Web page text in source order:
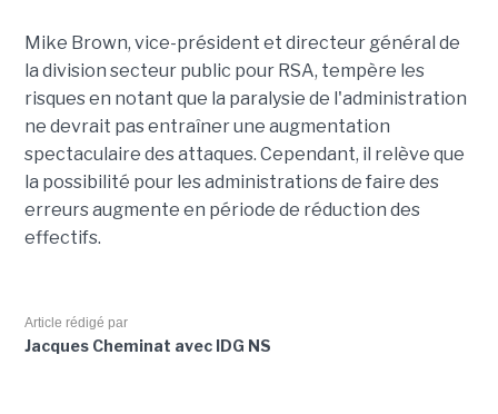
Mike Brown, vice-président et directeur général de
la division secteur public pour RSA, tempère les
risques en notant que la paralysie de l'administration
ne devrait pas entraîner une augmentation
spectaculaire des attaques. Cependant, il relève que
la possibilité pour les administrations de faire des
erreurs augmente en période de réduction des
effectifs.
Article rédigé par
Jacques Cheminat avec IDG NS